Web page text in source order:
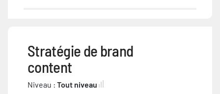
Stratégie de brand
content
Niveau : Tout niveau